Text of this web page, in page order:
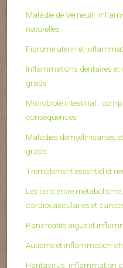
Maladie de Verneuil :
naturelles
Fibrome utérin et
Inflammations dentaires
grade
Microbiote intestinal :
conséquences
Maladies démyélinisantes
grade
Tremblement essentiel et
Les liens entre
cardiovasculaires et
Pancréatite aiguë et
Autisme et inflammation
Hantavirus, inflammation